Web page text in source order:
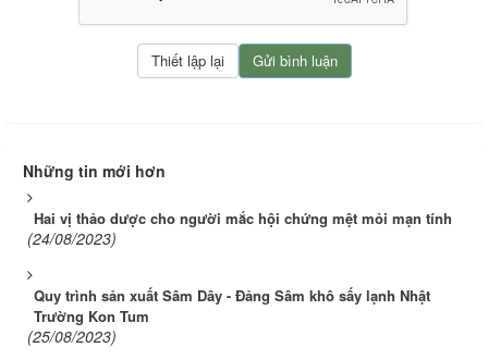
Những tin mới hơn
Hai vị thảo dược cho người mắc hội chứng mệt mỏi mạn tính
(24/08/2023)
Quy trình sản xuất Sâm Dây - Đảng Sâm khô sấy lạnh Nhật
Trường Kon Tum
(25/08/2023)